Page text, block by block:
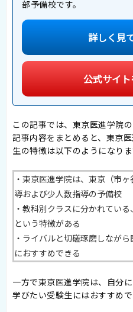
部予備校です。
詳しく見
公式サイ
この記事では、東京医進学院
記事内容をまとめると、東京
生の特徴は以下のようになりま
・東京医進学院は、東京（市
導および少人数指導の予備校
・教科別クラスに分かれてい
という特徴がある
・ライバルと切磋琢磨しなが
におすすめできる
一方で東京医進学院は、自分
学びたい受験生にはおすすめで